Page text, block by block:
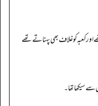
کعبہ کو غلاف بھی پہناتے تھے
سے سیکھا تھا۔